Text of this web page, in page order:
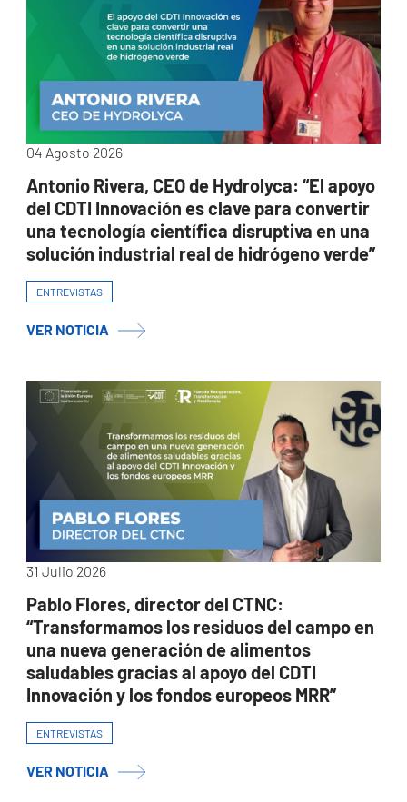
04 Agosto 2026
Antonio Rivera, CEO de Hydrolyca: “El apoyo
del CDTI Innovación es clave para convertir
una tecnología científica disruptiva en una
solución industrial real de hidrógeno verde”
ENTREVISTAS
VER NOTICIA
31 Julio 2026
Pablo Flores, director del CTNC:
“Transformamos los residuos del campo en
una nueva generación de alimentos
saludables gracias al apoyo del CDTI
Innovación y los fondos europeos MRR”
ENTREVISTAS
VER NOTICIA